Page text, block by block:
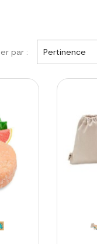
par : Pertinence